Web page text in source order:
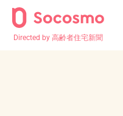
Directed by 高齢者住宅新聞